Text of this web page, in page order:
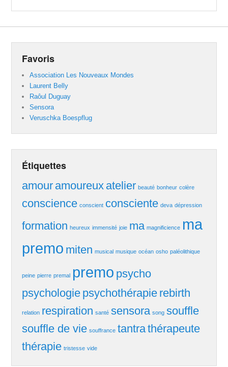
Favoris
Association Les Nouveaux Mondes
Laurent Belly
Raôul Duguay
Sensora
Veruschka Boespflug
Étiquettes
amour amoureux atelier beauté bonheur colère
conscience conscient consciente deva dépression
formation heureux immensité joie ma magnificience ma
premo miten musical musique océan osho paléolithique
peine pierre premal premo psycho
psychologie psychothérapie rebirth
relation respiration santé sensora song souffle
souffle de vie souffrance tantrathérapeute
thérapie tristesse vide